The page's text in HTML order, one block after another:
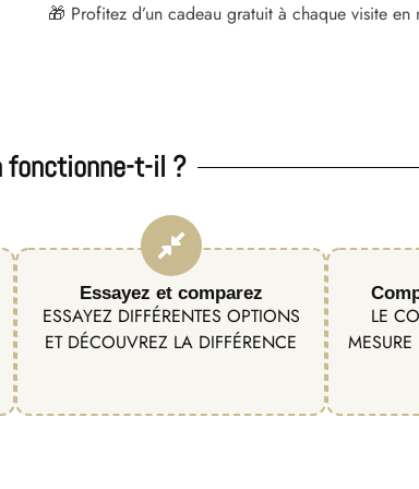
🎁 Profitez d’un cadeau gratuit à chaque visite en
fonctionne-t-il ?
Essayez et comparez
ESSAYEZ DIFFÉRENTES OPTIONS
ET DÉCOUVREZ LA DIFFÉRENCE
LE